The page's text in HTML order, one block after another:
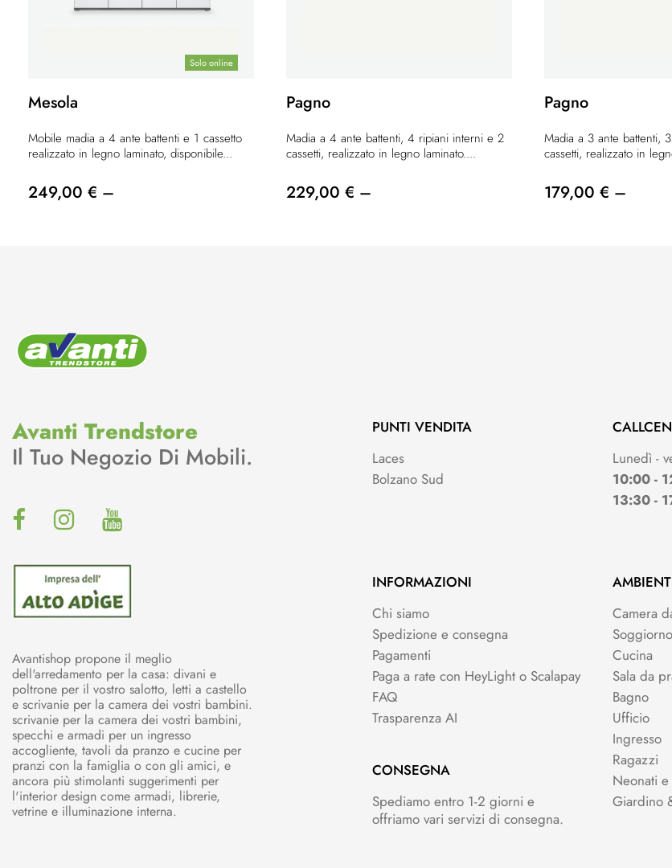
Solo online
Mesola
Mobile madia a 4 ante battenti e 1 cassetto
realizzato in legno laminato, disponibile...
249,00 € –
Pagno
Madia a 4 ante battenti, 4 ripiani interni e 2
cassetti, realizzato in legno laminato....
229,00 € –
Pagno
Madia a 3 ante battenti,
cassetti, realizzato in
179,00 € –
Avanti Trendstore
Il Tuo Negozio Di Mobili.
Avantishop propone il meglio
dell'arredamento per la casa: divani e
poltrone per il vostro salotto, letti a castello
e scrivanie per la camera dei vostri bambini.
scrivanie per la camera dei vostri bambini,
specchi e armadi per un ingresso
accogliente, tavoli da pranzo e cucine per
pranzi con la famiglia o con gli amici, e
ancora più stimolanti suggerimenti per
l'interior design come armadi, librerie,
vetrine e illuminazione interna.
PUNTI VENDITA
Laces
Bolzano Sud
Lunedì -
10:00 -
13:30 -
INFORMAZIONI
Chi siamo
Spedizione e consegna
Pagamenti
Paga a rate con HeyLight o Scalapay
FAQ
Trasparenza AI
CONSEGNA
Spediamo entro 1-2 giorni e
offriamo vari servizi di consegna.
Camera
Soggiorno
Cucina
Sala da
Bagno
Ufficio
Ingresso
Ragazzi
Neonati
Giardino